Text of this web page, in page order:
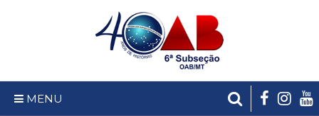
MENU